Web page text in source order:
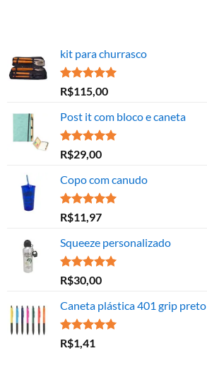
kit para churrasco
Avaliação
5.00
de 5
R$115,00
Post it com bloco e caneta
Avaliação
5.00
de 5
R$29,00
Copo com canudo
Avaliação
5.00
de 5
R$11,97
Squeeze personalizado
Avaliação
5.00
de 5
R$30,00
Caneta plástica 401 grip preto
Avaliação
5.00 de 5
R$1,41